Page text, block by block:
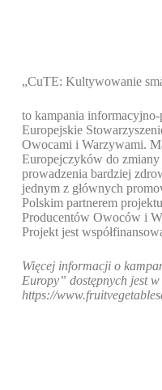
„CuTE: Kultywowanie
to kampania
Europejskie
Owocami i Warzywami.
Europejczyków do
prowadzenia bardziej
jednym z głównych
Polskim partnerem
Producentów Owoców i
Projekt jest
Więcej informacji o
Europy” dostępnych jest
https://